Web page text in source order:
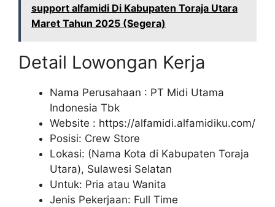
support alfamidi Di Kabupaten Toraja Utara
Maret Tahun 2025 (Segera)
Detail Lowongan Kerja
Nama Perusahaan : PT Midi Utama
Indonesia Tbk
Website : https://alfamidi.alfamidiku.com/
Posisi: Crew Store
Lokasi: (Nama Kota di Kabupaten Toraja
Utara), Sulawesi Selatan
Untuk: Pria atau Wanita
Jenis Pekerjaan: Full Time